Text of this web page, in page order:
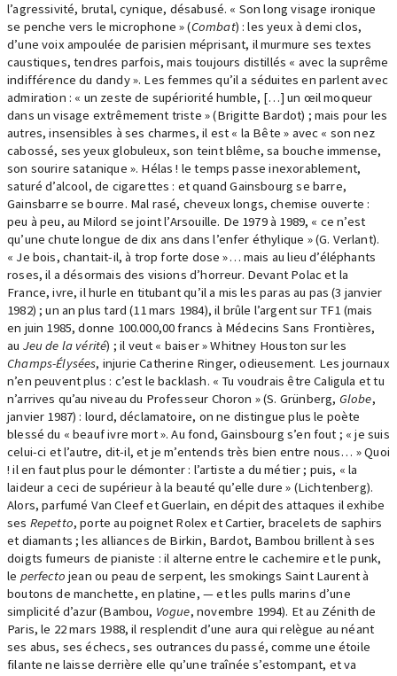
l’agressivité, brutal, cynique, désabusé. « Son long visage ironique
se penche vers le microphone » (Combat) : les yeux à demi clos,
d’une voix ampoulée de parisien méprisant, il murmure ses textes
caustiques, tendres parfois, mais toujours distillés « avec la suprême
indifférence du dandy ». Les femmes qu’il a séduites en parlent avec
admiration : « un zeste de supériorité humble, […] un œil moqueur
dans un visage extrêmement triste » (Brigitte Bardot) ; mais pour les
autres, insensibles à ses charmes, il est « la Bête » avec « son nez
cabossé, ses yeux globuleux, son teint blême, sa bouche immense,
son sourire satanique ». Hélas ! le temps passe inexorablement,
saturé d’alcool, de cigarettes : et quand Gainsbourg se barre,
Gainsbarre se bourre. Mal rasé, cheveux longs, chemise ouverte :
peu à peu, au Milord se joint l’Arsouille. De 1979 à 1989, « ce n’est
qu’une chute longue de dix ans dans l’enfer éthylique » (G. Verlant).
« Je bois, chantait-il, à trop forte dose »… mais au lieu d’éléphants
roses, il a désormais des visions d’horreur. Devant Polac et la
France, ivre, il hurle en titubant qu’il a mis les paras au pas (3 janvier
1982) ; un an plus tard (11 mars 1984), il brûle l’argent sur TF1 (mais
en juin 1985, donne 100.000,00 francs à Médecins Sans Frontières,
au Jeu de la vérité) ; il veut « baiser » Whitney Houston sur les
Champs-Élysées, injurie Catherine Ringer, odieusement. Les journaux
n’en peuvent plus : c’est le backlash. « Tu voudrais être Caligula et tu
n’arrives qu’au niveau du Professeur Choron » (S. Grünberg, Globe,
janvier 1987) : lourd, déclamatoire, on ne distingue plus le poète
blessé du « beauf ivre mort ». Au fond, Gainsbourg s’en fout ; « je suis
celui-ci et l’autre, dit-il, et je m’entends très bien entre nous… » Quoi
! il en faut plus pour le démonter : l’artiste a du métier ; puis, « la
laideur a ceci de supérieur à la beauté qu’elle dure » (Lichtenberg).
Alors, parfumé Van Cleef et Guerlain, en dépit des attaques il exhibe
ses Repetto, porte au poignet Rolex et Cartier, bracelets de saphirs
et diamants ; les alliances de Birkin, Bardot, Bambou brillent à ses
doigts fumeurs de pianiste : il alterne entre le cachemire et le punk,
le perfecto jean ou peau de serpent, les smokings Saint Laurent à
boutons de manchette, en platine, — et les pulls marins d’une
simplicité d’azur (Bambou, Vogue, novembre 1994). Et au Zénith de
Paris, le 22 mars 1988, il resplendit d’une aura qui relègue au néant
ses abus, ses échecs, ses outrances du passé, comme une étoile
filante ne laisse derrière elle qu’une traînée s’estompant, et va